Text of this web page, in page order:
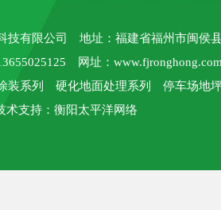
技有限公司
地址：福建省福州市闽侯
网址：
涂装系列 硬化地面处理系列 停车场
支持： 衡阳太平洋网络